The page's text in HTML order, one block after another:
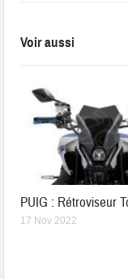
Voir aussi
PUIG : Rétroviseur
17 Nov 2022